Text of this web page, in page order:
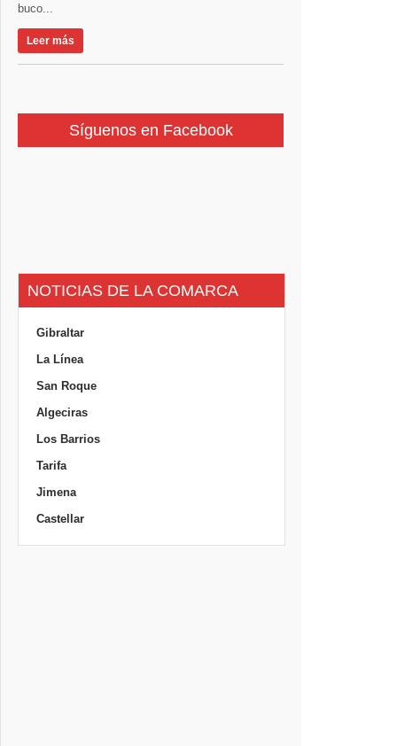
buco...
Leer más
Síguenos en Facebook
NOTICIAS DE LA COMARCA
Gibraltar
La Línea
San Roque
Algeciras
Los Barrios
Tarifa
Jimena
Castellar